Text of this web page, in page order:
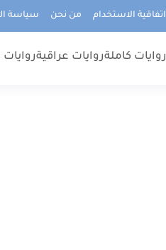
اتفاقية الاستخدام من نحن سياسة
روايات كاملةروايات عراقية